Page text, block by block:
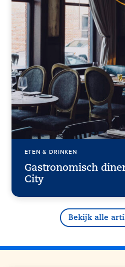
ETEN & DRINKEN
Gastronomisch
City
Bekijk alle